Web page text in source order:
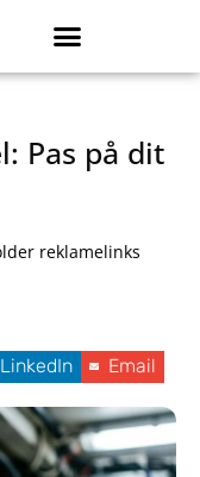
Pas på dit
reklamelinks
LinkedIn Email